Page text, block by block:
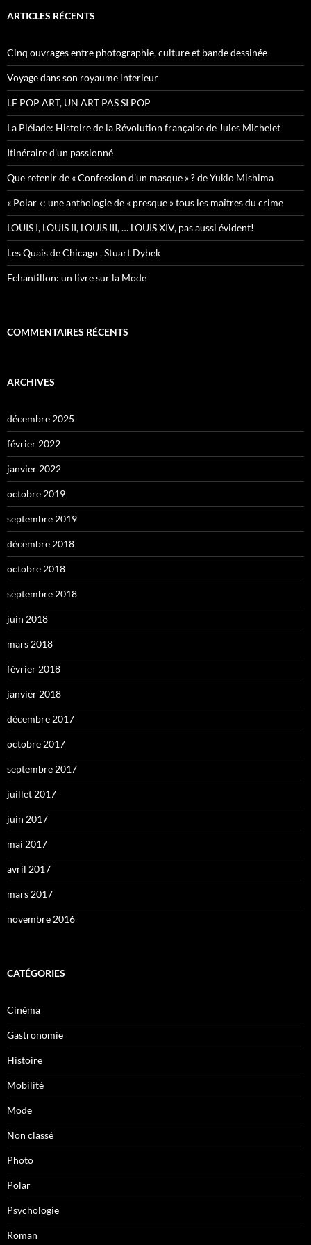
e
h
e
r
:
ARTICLES RÉCENTS
Cinq ouvrages entre photographie, culture et bande dessinée
Voyage dans son royaume interieur
LE POP ART, UN ART PAS SI POP
La Pléiade: Histoire de la Révolution française de Jules Michelet
Itinéraire d’un passionné
Que retenir de « Confession d’un masque » ? de Yukio Mishima
« Polar »: une anthologie de « presque » tous les maîtres du crime
LOUIS I, LOUIS II, LOUIS III, … LOUIS XIV, pas aussi évident!
Les Quais de Chicago , Stuart Dybek
Echantillon: un livre sur la Mode
COMMENTAIRES RÉCENTS
ARCHIVES
décembre 2025
février 2022
janvier 2022
octobre 2019
septembre 2019
décembre 2018
octobre 2018
septembre 2018
juin 2018
mars 2018
février 2018
janvier 2018
décembre 2017
octobre 2017
septembre 2017
juillet 2017
juin 2017
mai 2017
avril 2017
mars 2017
novembre 2016
CATÉGORIES
Cinéma
Gastronomie
Histoire
Mobilitè
Mode
Non classé
Photo
Polar
Psychologie
Roman